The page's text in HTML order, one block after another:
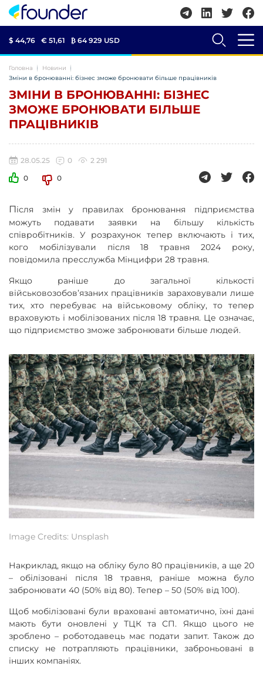
$ 44,76 € 51,61 ₿ 64 929 USD
Головна
Новини
Зміни в бронюванні: бізнес зможе бронювати більше працівників
ЗМІНИ В БРОНЮВАННІ: БІЗНЕС
ЗМОЖЕ БРОНЮВАТИ БІЛЬШЕ
ПРАЦІВНИКІВ
28.05.25 0
2 291
0
0
Після змін у правилах бронювання підприємства
можуть подавати заявки на більшу кількість
співробітників. У розрахунок тепер включають і тих,
кого мобілізували після 18 травня 2024 року,
повідомила пресслужба Мінцифри 28 травня.
Якщо раніше до загальної кількості
військовозобов’язаних працівників зараховували лише
тих, хто перебуває на військовому обліку, то тепер
враховують і мобілізованих після 18 травня. Це означає,
що підприємство зможе забронювати більше людей.
Image Credits: Unsplash
Накриклад, якщо на обліку було 80 працівників, а ще 20
– обілізовані після 18 травня, раніше можна було
забронювати 40 (50% від 80). Тепер – 50 (50% від 100).
Щоб мобілізовані були враховані автоматично, їхні дані
мають бути оновлені у ТЦК та СП. Якщо цього не
зроблено – роботодавець має подати запит. Також до
списку не потрапляють працівники, заброньовані в
інших компаніях.